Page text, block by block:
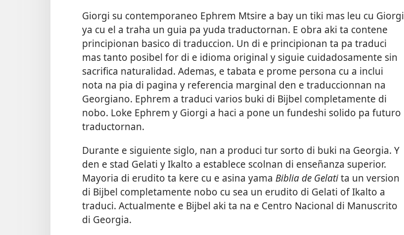
Giorgi su contemporaneo Ephrem Mtsire a bay un tiki mas leu cu Giorgi
ya cu el a traha un guia pa yuda traductornan. E obra aki ta contene
principionan basico di traduccion. Un di e principionan ta pa traduci
mas tanto posibel for di e idioma original y siguie cuidadosamente sin
sacrifica naturalidad. Ademas, e tabata e prome persona cu a inclui
nota na pia di pagina y referencia marginal den e traduccionnan na
Georgiano. Ephrem a traduci varios buki di Bijbel completamente di
nobo. Loke Ephrem y Giorgi a haci a pone un fundeshi solido pa futuro
traductornan.
Durante e siguiente siglo, nan a produci tur sorto di buki na Georgia. Y
den e stad Gelati y Ikalto a establece scolnan di enseñanza superior.
Mayoria di erudito ta kere cu e asina yama Biblia de Gelatita un version
di Bijbel completamente nobo cu sea un erudito di Gelati of Ikalto a
traduci. Actualmente e Bijbel aki ta na e Centro Nacional di Manuscrito
di Georgia.